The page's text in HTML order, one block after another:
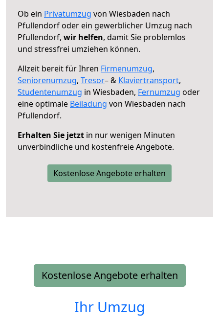
Ob ein Privatumzug von Wiesbaden nach
Pfullendorf oder ein gewerblicher Umzug nach
Pfullendorf, wir helfen, damit Sie problemlos
und stressfrei umziehen können.
Allzeit bereit für Ihren Firmenumzug,
Seniorenumzug, Tresor– & Klaviertransport,
Studentenumzug in Wiesbaden, Fernumzug oder
eine optimale Beiladung von Wiesbaden nach
Pfullendorf.
Erhalten Sie jetzt in nur wenigen Minuten
unverbindliche und kostenfreie Angebote.
Kostenlose Angebote erhalten
Kostenlose Angebote erhalten
Ihr Umzug